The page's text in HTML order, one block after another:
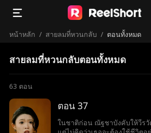
หน้าหลัก / สายลมที่หวนกลับ / ตอนทั้งหมด
สายลมที่หวนกลับตอนทั้งหมด
63 ตอน
ตอน 37
ในชาติก่อน ณัฐชาบังคับให้วีร